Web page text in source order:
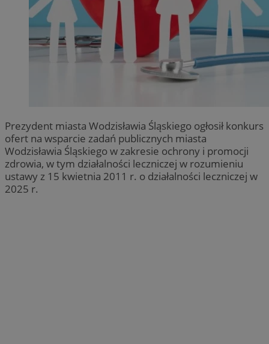
Prezydent miasta Wodzisławia Śląskiego ogłosił konkurs
ofert na wsparcie zadań publicznych miasta
Wodzisławia Śląskiego w zakresie ochrony i promocji
zdrowia, w tym działalności leczniczej w rozumieniu
ustawy z 15 kwietnia 2011 r. o działalności leczniczej w
2025 r.